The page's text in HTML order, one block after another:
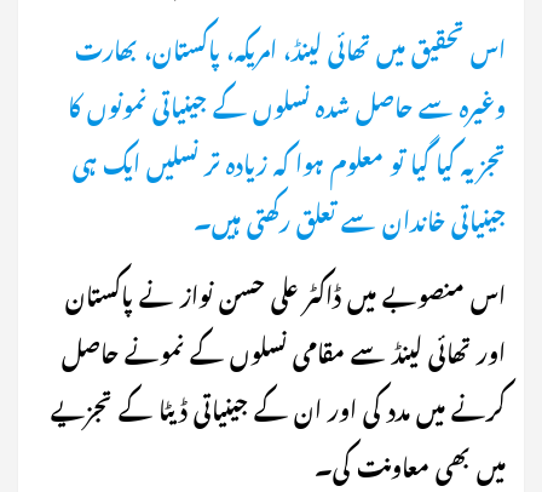
اس تحقیق میں تھائی لینڈ، امریکہ، پاکستان، بھارت
وغیرہ سے حاصل شدہ نسلوں کے جینیاتی نمونوں کا
تجزیہ کیا گیا تو معلوم ہوا کہ زیادہ تر نسلیں ایک ہی
جینیاتی خاندان سے تعلق رکھتی ہیں۔
اس منصوبے میں ڈاکٹر علی حسن نواز نے پاکستان
اور تھائی لینڈ سے مقامی نسلوں کے نمونے حاصل
کرنے میں مدد کی اور ان کے جینیاتی ڈیٹا کے تجزیے
میں بھی معاونت کی۔